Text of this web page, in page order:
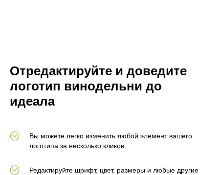
Отредактируйте и доведите
логотип винодельни до
идеала
Вы можете легко изменить любой элемент вашего
логотипа за несколько кликов
Редактируйте шрифт, цвет, размеры и любые другие